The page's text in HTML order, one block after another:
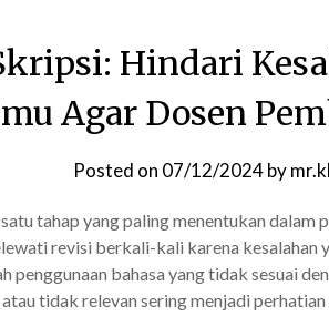
Hindari
Agar Dosen
Posted on 07/12/2024by
tahap yang paling menentukan dalam
revisi berkali-kali karena kesalahan
penggunaan bahasa yang tidak sesuai
tidak relevan sering menjadi